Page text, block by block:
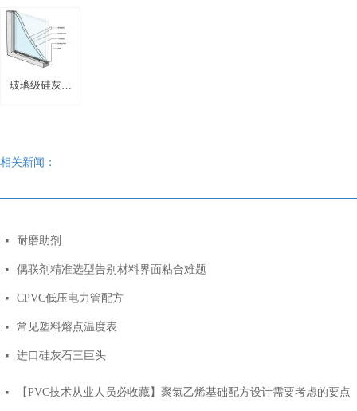
玻璃级硅灰石
相关新闻：
넷 耐磨助剂
넷 偶联剂精准选型告别材料界面粘合难题
넷 CPVC低压电力管配方
넷 常见塑料熔点温度表
넷 进口硅灰石三巨头
넷 【PVC技术从业人员必收藏】聚氯乙烯基础配方设计需要考虑的要点